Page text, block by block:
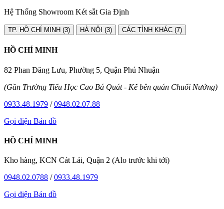
Hệ Thống Showroom Két sắt Gia Định
TP. HỒ CHÍ MINH (3) HÀ NỘI (3) CÁC TỈNH KHÁC (7)
HỒ CHÍ MINH
82 Phan Đăng Lưu, Phường 5, Quận Phú Nhuận
(Gần Trường Tiểu Học Cao Bá Quát - Kế bên quán Chuối Nướng)
0933.48.1979 /0948.02.07.88
Gọi điện Bản đồ
HỒ CHÍ MINH
Kho hàng, KCN Cát Lái, Quận 2 (Alo trước khi tới)
0948.02.0788 /0933.48.1979
Gọi điện Bản đồ